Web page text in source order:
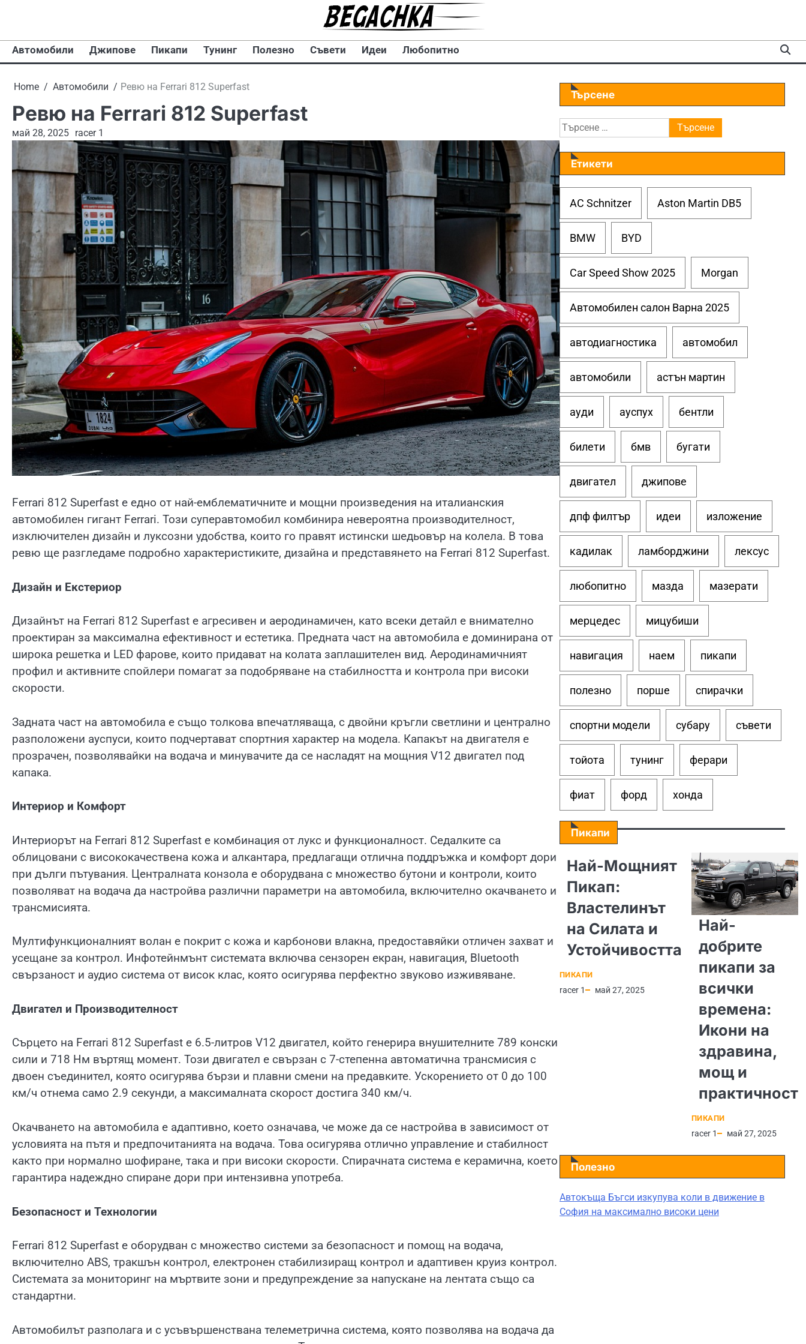
Автомобили Джипове Пикапи Тунинг Полезно Съвети Идеи Любопитно
Home Автомобили Ревю на Ferrari 812 Superfast
Ревю на Ferrari 812 Superfast
май 28, 2025 racer 1
Ferrari 812 Superfast е едно от най-емблематичните и мощни произведения на италианския
автомобилен гигант Ferrari. Този суперавтомобил комбинира невероятна производителност,
изключителен дизайн и луксозни удобства, които го правят истински шедьовър на колела. В това
ревю ще разгледаме подробно характеристиките, дизайна и представянето на Ferrari 812 Superfast.
Дизайн и Екстериор
Дизайнът на Ferrari 812 Superfast е агресивен и аеродинамичен, като всеки детайл е внимателно
проектиран за максимална ефективност и естетика. Предната част на автомобила е доминирана от
широка решетка и LED фарове, които придават на колата заплашителен вид. Аеродинамичният
профил и активните спойлери помагат за подобряване на стабилността и контрола при високи
скорости.
Задната част на автомобила е също толкова впечатляваща, с двойни кръгли светлини и централно
разположени ауспуси, които подчертават спортния характер на модела. Капакът на двигателя е
прозрачен, позволявайки на водача и минувачите да се насладят на мощния V12 двигател под
капака.
Интериор и Комфорт
Интериорът на Ferrari 812 Superfast е комбинация от лукс и функционалност. Седалките са
облицовани с висококачествена кожа и алкантара, предлагащи отлична поддръжка и комфорт дори
при дълги пътувания. Централната конзола е оборудвана с множество бутони и контроли, които
позволяват на водача да настройва различни параметри на автомобила, включително окачването и
трансмисията.
Мултифункционалният волан е покрит с кожа и карбонови влакна, предоставяйки отличен захват и
усещане за контрол. Инфотейнмънт системата включва сензорен екран, навигация, Bluetooth
свързаност и аудио система от висок клас, която осигурява перфектно звуково изживяване.
Двигател и Производителност
Сърцето на Ferrari 812 Superfast е 6.5-литров V12 двигател, който генерира внушителните 789 конски
сили и 718 Нм въртящ момент. Този двигател е свързан с 7-степенна автоматична трансмисия с
двоен съединител, която осигурява бързи и плавни смени на предавките. Ускорението от 0 до 100
км/ч отнема само 2.9 секунди, а максималната скорост достига 340 км/ч.
Окачването на автомобила е адаптивно, което означава, че може да се настройва в зависимост от
условията на пътя и предпочитанията на водача. Това осигурява отлично управление и стабилност
както при нормално шофиране, така и при високи скорости. Спирачната система е керамична, което
гарантира надеждно спиране дори при интензивна употреба.
Безопасност и Технологии
Ferrari 812 Superfast е оборудван с множество системи за безопасност и помощ на водача,
включително ABS, тракшън контрол, електронен стабилизиращ контрол и адаптивен круиз контрол.
Системата за мониторинг на мъртвите зони и предупреждение за напускане на лентата също са
стандартни.
Автомобилът разполага и с усъвършенствана телеметрична система, която позволява на водача да
Търсене
Търсене
за:
Етикети
AC Schnitzer Aston Martin DB5
BMW BYD
Car Speed Show 2025 Morgan
Автомобилен салон Варна 2025
автодиагностика автомобил
автомобили астън мартин
ауди ауспух бентли
билети бмв бугати
двигател джипове
дпф филтър идеи изложение
кадилак ламборджини лексус
любопитно мазда мазерати
мерцедес мицубиши
навигация наем пикапи
полезно порше спирачки
спортни модели субару съвети
тойота тунинг ферари
фиат форд хонда
Пикапи
Най-Мощният
Пикап:
Властелинът
на Силата и
Устойчивостта
ПИКАПИ
racer 1 май 27, 2025
Най-
добрите
пикапи за
всички
времена:
Икони на
здравина,
мощ и
практичност
ПИКАПИ
racer 1 май 27, 2025
Полезно
Автокъща Бъгси изкупува коли в движение в
София на максимално високи цени